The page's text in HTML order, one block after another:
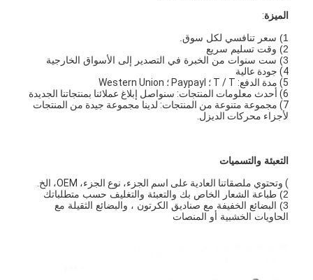
الميزة:
1) سعر تنافسي لكل سوق.
2) وقت تسليم سريع
3) ست سنوات من الخبرة في التصدير إلى الأسواق الخارجية
4) جودة عالية
5) مدة الدفع: T / T ؛ Paypayl ؛ Western Union
6) أحدث معلومات المنتجات: سنواصل إبلاغ عملائنا بمنتجاتنا الجديدة
7) مجموعة متنوعة من المنتجات: لدينا مجموعة جيدة من المنتجات
لأجزاء محركات الديزل.
التعبئة والتسميات
) وتحتوي ملصقاتنا العادية على اسم الجزء، نوع الجزء، OEM، الخ.
2) طباعة الشعار الخاص بك والتعبئة والتغليف حسب متطلباتك
3) البضائع الخفيفة مع صناديق الكرتون ، والبضائع الثقيلة مع
الحاويات الخشبية أو المنصات